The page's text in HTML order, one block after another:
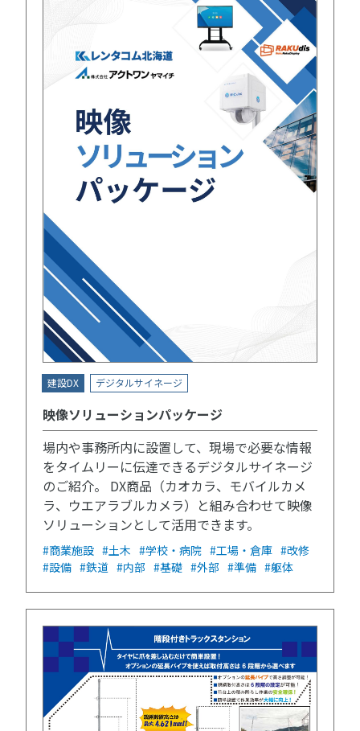
建設DX デジタルサイネージ
映像ソリューションパッケージ
場内や事務所内に設置して、現場で必要な情報
をタイムリーに伝達できるデジタルサイネージ
のご紹介。 DX商品（カオカラ、モバイルカメ
ラ、ウエアラブルカメラ）と組み合わせて映像
ソリューションとして活用できます。
#商業施設 #土木 #学校・病院 #工場・倉庫 #改修
#設備 #鉄道 #内部 #基礎 #外部 #準備 #躯体